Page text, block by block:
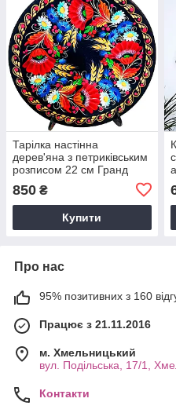
Тарілка настінна
дерев'яна з петриківським
розписом 22 см Гранд
Презент Тар-22-Кві-М-12
850 ₴
Купити
Про нас
95% позитивних з 160
Працює з 21.11.2016
м. Хмельницький
вул. Подільська, 17/1,
Контакти